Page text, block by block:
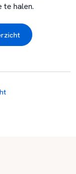
te halen.